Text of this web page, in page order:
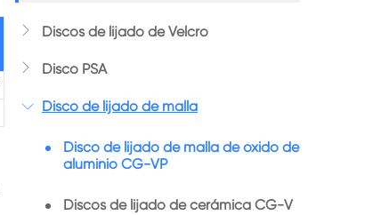
 Discos de lijado de Velcro
 Disco PSA
 Disco de lijado de malla
Disco de lijado de malla de óxido de
aluminio CG-VP
Discos de lijado de cerámica CG-V